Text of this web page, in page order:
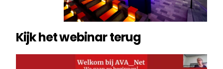
Kijk het webinar terug